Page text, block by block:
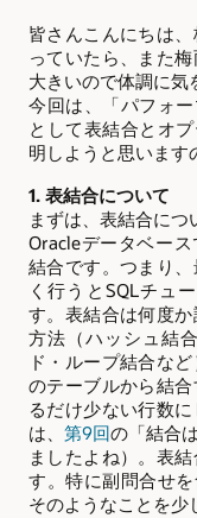
皆さんこんにちは
っていたら、また
大きいので体調に気
今回は、「パフォ
として表結合とオ
明しようと思います
1. 表結合について
まずは、表結合につ
Oracleデータベー
結合です。つまり
く行うとSQLチュ
す。表結合は何度
方法（ハッシュ結
ド・ループ結合な
のテーブルから結
るだけ少ない行数
は、第9回の「結合
ましたよね）。表
す。特に副問合せを
そのようなことを少